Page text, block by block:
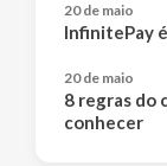
20 de maio
InfinitePay
20 de maio
8 regras do
conhecer